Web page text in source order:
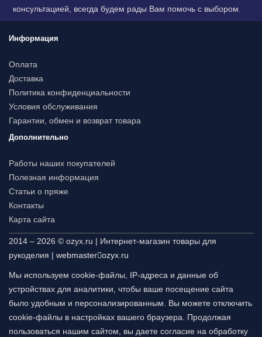
консультацией, всегда будем рады Вам помочь с выбором.
Информация
Оплата
Доставка
Политика конфиденциальности
Условия обслуживания
Гарантии, обмен и возврат товара
Дополнительно
Работы наших покупателей
Полезная информация
Статьи о пряже
Контакты
Карта сайта
2014 – 2026 © ozyx.ru | Интернет-магазин товары для
рукоделия | webmaster ozyx.ru
Мы используем cookie-файлы, IP-адреса и данные об
устройствах для аналитики, чтобы ваше посещение сайта
было удобным и персонализированным. Вы можете отключить
cookie-файлы в настройках вашего браузера. Продолжая
пользоваться нашим сайтом, вы даете согласие на обработку